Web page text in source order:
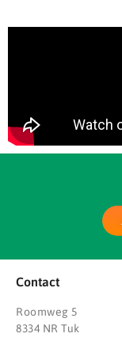
Contact
Roomweg 5
8334 NR Tuk